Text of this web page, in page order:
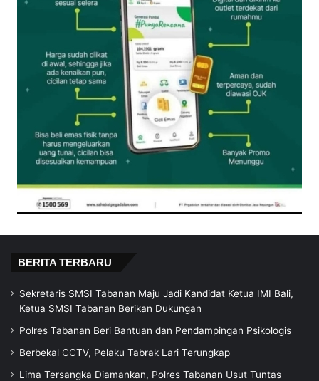
BERITA TERBARU
Sekretaris SMSI Tabanan Maju Jadi Kandidat Ketua IMI Bali,
Ketua SMSI Tabanan Berikan Dukungan
Polres Tabanan Beri Bantuan dan Pendampingan Psikologis
Berbekal CCTV, Pelaku Tabrak Lari Terungkap
Lima Tersangka Diamankan, Polres Tabanan Usut Tuntas